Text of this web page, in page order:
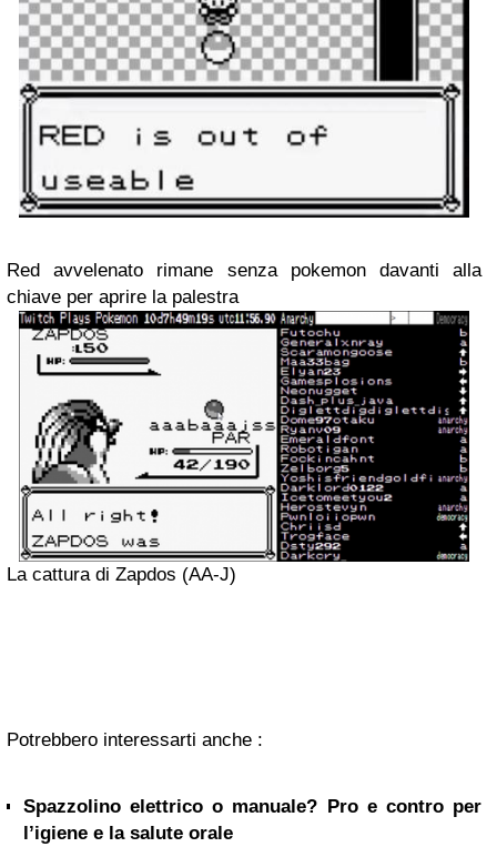
Red avvelenato rimane senza pokemon davanti alla
chiave per aprire la palestra
La cattura di Zapdos (AA-J)
Potrebbero interessarti anche :
Spazzolino elettrico o manuale? Pro e contro per
l’igiene e la salute orale